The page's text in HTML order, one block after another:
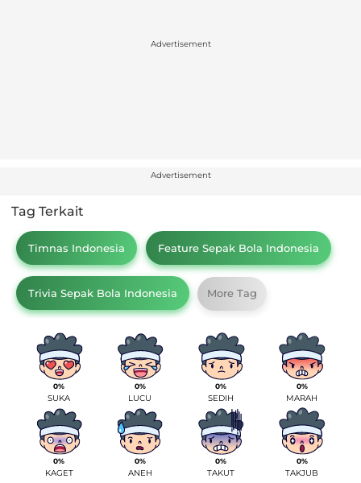
Advertisement
Advertisement
Tag Terkait
Timnas Indonesia Feature Sepak Bola Indonesia
Trivia Sepak Bola Indonesia More Tag
0%
SUKA
0%
LUCU
0%
SEDIH
0%
MARAH
0%
KAGET
0%
ANEH
0%
TAKUT
0%
TAKJUB